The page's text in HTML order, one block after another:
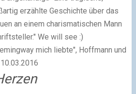
erzählte Geschichte über das
an einem charismatischen Mann
We will see :)
mich liebte", Hoffmann und